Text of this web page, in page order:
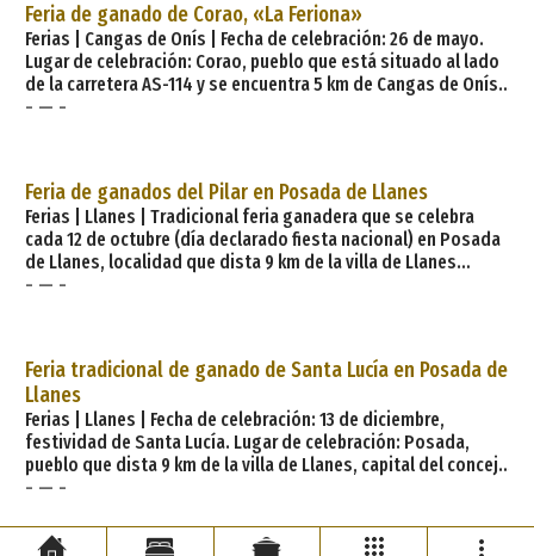
Vidiago, además de alg
Feria de ganado de Corao, «La Feriona»
Ferias | Cangas de Onís | Fecha de celebración: 26 de mayo.
Lugar de celebración: Corao, pueblo que está situado al lado
de la carretera AS-114 y se encuentra 5 km de Cangas de Onís,
capital del concejo o municipio del mismo nombre. En la
caprino y porcino procedentes d
- — -
Feria de ganados del Pilar en Posada de Llanes
Ferias | Llanes | Tradicional feria ganadera que se celebra
cada 12 de octubre (día declarado fiesta nacional) en Posada
de Llanes, localidad que dista 9 km de la villa de Llanes
(capital del oriental concejo o municipio asturiano de igual
concursos, carreras de cintas a caballo..
- — -
Feria tradicional de ganado de Santa Lucía en Posada de
Llanes
Ferias | Llanes | Fecha de celebración: 13 de diciembre,
festividad de Santa Lucía. Lugar de celebración: Posada,
pueblo que dista 9 km de la villa de Llanes, capital del concejo
o municipio asturiano del mismo nombre. Es ésta una
de La Rectoral, que se encuentra frente al cuartel de la
- — -